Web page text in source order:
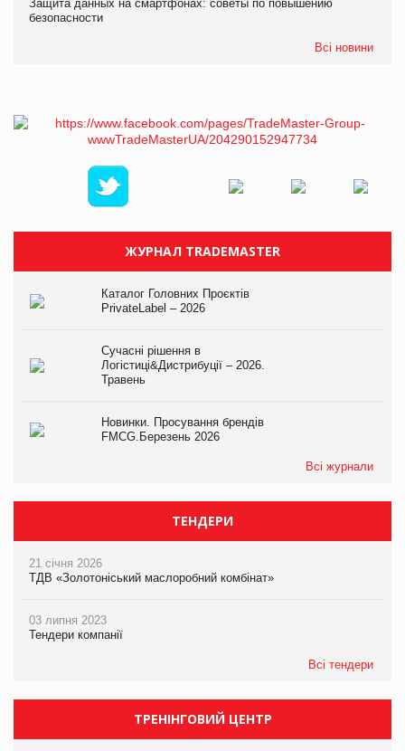
Защита данных на смартфонах: советы по повышению
безопасности
Всі новини
ЖУРНАЛ TRADEMASTER
Каталог Головних Проєктів
PrivateLabel – 2026
Сучасні рішення в
Логістиці&Дистрибуції – 2026.
Травень
Новинки. Просування брендів
FMCG.Березень 2026
Всі журнали
ТЕНДЕРИ
21 січня 2026
ТДВ «Золотоніський маслоробний комбінат»
03 липня 2023
Тендери компанії
Всі тендери
ТРЕНІНГОВИЙ ЦЕНТР